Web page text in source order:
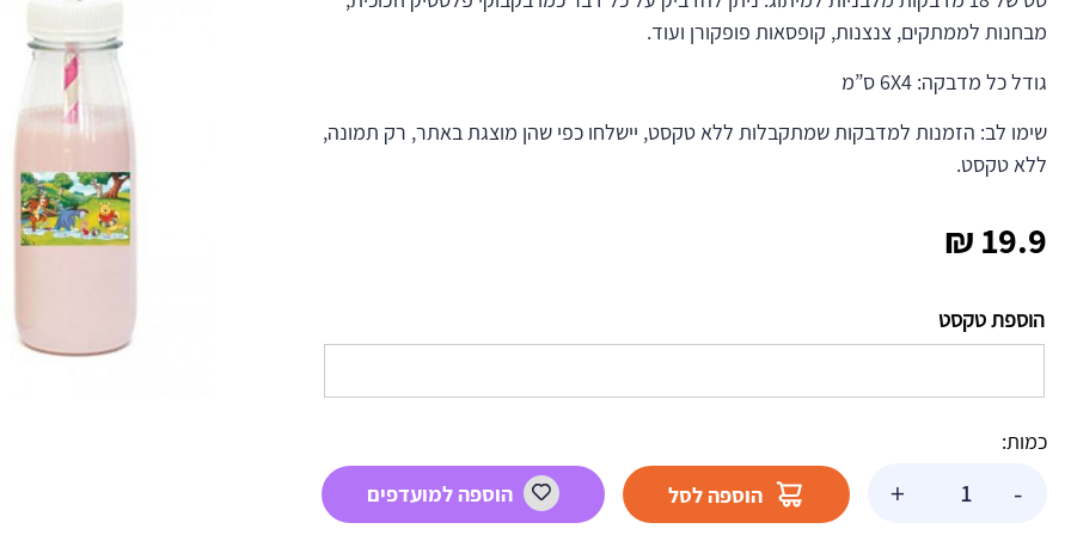
מבחנות לממתקים, צנצנות, קופסאות פופקורן ועוד.
גודל כל מדבקה: 6X4 ס”מ
שימו לב: הזמנות למדבקות שמתקבלות ללא טקסט, יישלחו כפי שהן מוצגת באתר, רק תמונה,
ללא טקסט.
19.9
₪
הוספת טקסט
כמות:
-
של
+ הוספה לסל הוספה למועדפים